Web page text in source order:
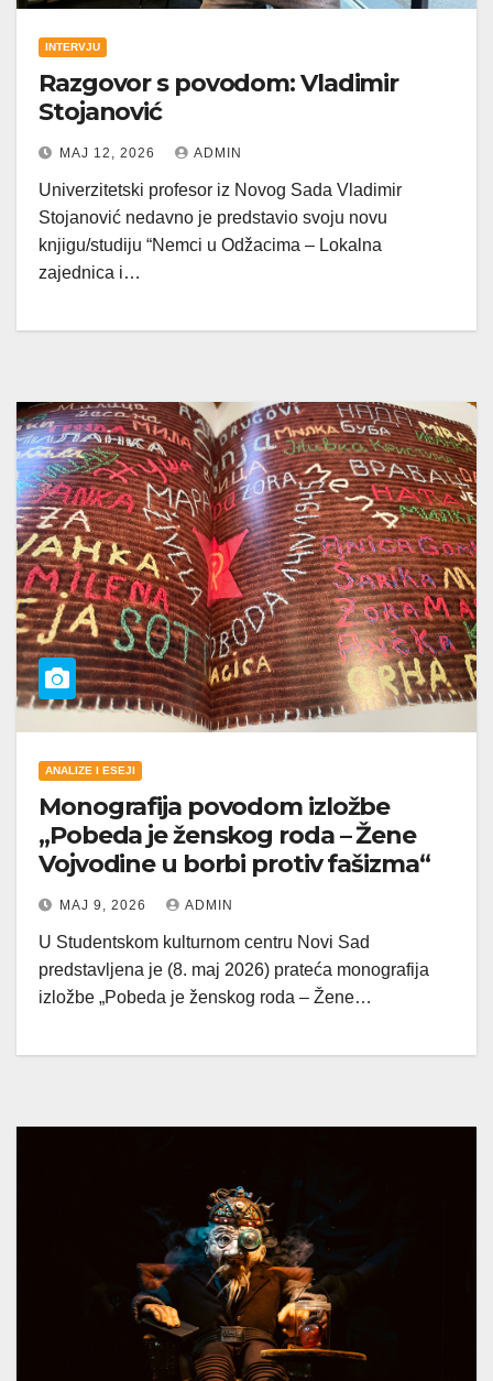
INTERVJU
Razgovor s povodom: Vladimir
Stojanović
МАЈ 12, 2026 ADMIN
Univerzitetski profesor iz Novog Sada Vladimir
Stojanović nedavno je predstavio svoju novu
knjigu/studiju “Nemci u Odžacima – Lokalna
zajednica i…
ANALIZE I ESEJI
Monografija povodom izložbe
„Pobeda je ženskog roda – Žene
Vojvodine u borbi protiv fašizma“
МАЈ 9, 2026 ADMIN
U Studentskom kulturnom centru Novi Sad
predstavljena je (8. maj 2026) prateća monografija
izložbe „Pobeda je ženskog roda – Žene…